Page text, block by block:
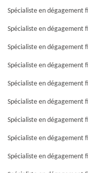
Spécialiste en dégagement
Spécialiste en dégagement
Spécialiste en dégagement
Spécialiste en dégagement
Spécialiste en dégagement
Spécialiste en dégagement
Spécialiste en dégagement
Spécialiste en dégagement
Spécialiste en dégagement